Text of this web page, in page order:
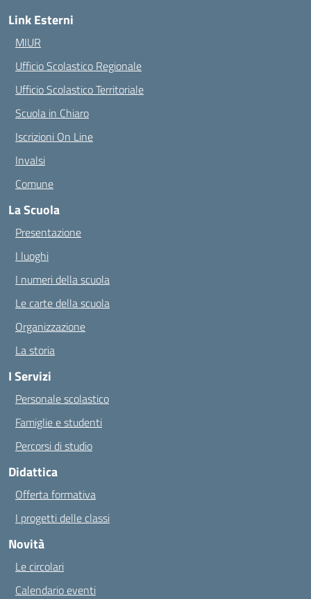
Link Esterni
MIUR
Ufficio Scolastico Regionale
Ufficio Scolastico Territoriale
Scuola in Chiaro
Iscrizioni On Line
Invalsi
Comune
La Scuola
Presentazione
I luoghi
I numeri della scuola
Le carte della scuola
Organizzazione
La storia
I Servizi
Personale scolastico
Famiglie e studenti
Percorsi di studio
Didattica
Offerta formativa
I progetti delle classi
Novità
Le circolari
Calendario eventi